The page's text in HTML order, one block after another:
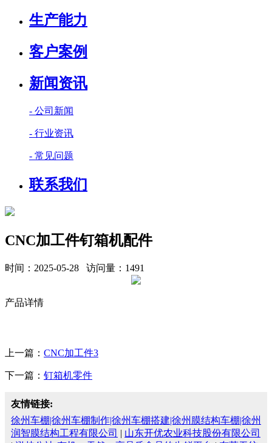
生产能力
客户案例
新闻资讯
- 公司新闻
- 行业资讯
- 常见问题
联系我们
CNC加工件钉箱机配件
时间：2025-05-28 访问量：1491
产品详情
上一篇： CNC加工件3
下一篇： 钉箱机零件
友情链接:
徐州车棚|徐州车棚制作|徐州车棚搭建|徐州膜结构车棚|徐州
润智膜结构工程有限公司 | 山东开优农业科技股份有限公司